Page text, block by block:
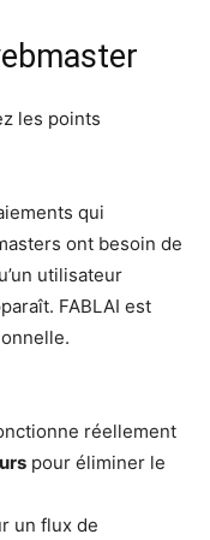
les points
qui
ont besoin de
utilisateur
FABLAI est
réellement
pour éliminer le
un flux de